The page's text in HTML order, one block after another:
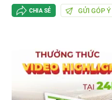
CHIA SẺ GỬI GÓP Ý